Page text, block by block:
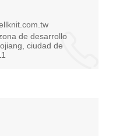
de desarrollo
ciudad de